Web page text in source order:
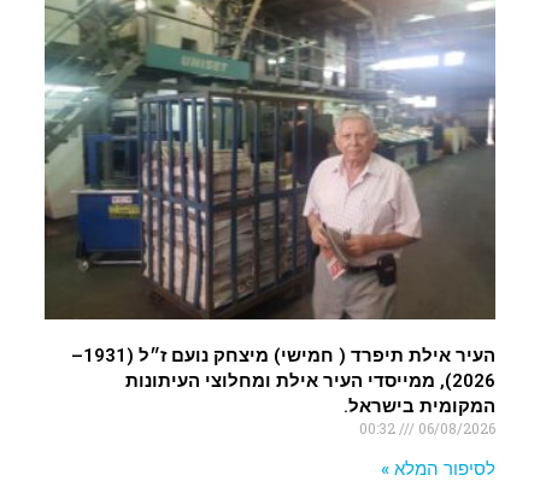
העיר אילת תיפרד ( חמישי) מיצחק נועם ז״ל (1931–
2026), ממייסדי העיר אילת ומחלוצי העיתונות
המקומית בישראל.
06/08/2026
00:32
לסיפור המלא »